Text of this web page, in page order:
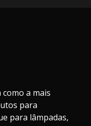
como a mais
para
para lâmpadas,